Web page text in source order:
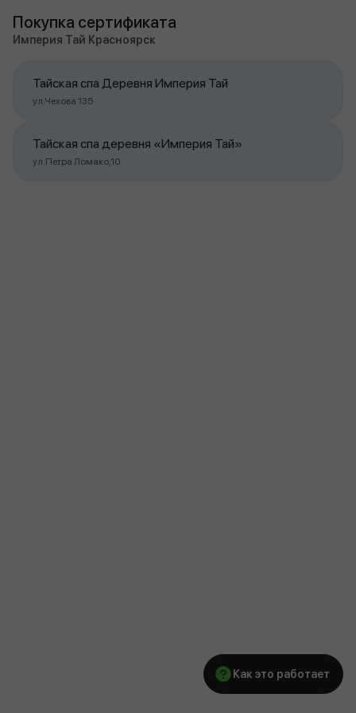
Покупка сертификата
Империя Тай Красноярск
Как это работает
Тайская спа Деревня Империя Тай
ул.Чехова 135
Тайская спа деревня «Империя Тай»
ул.Петра Ломако,10